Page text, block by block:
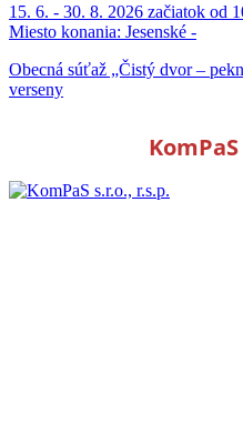
15. 6. - 30. 8. 2026 začiatok od
Miesto konania: Jesenské -
Obecná súťaž „Čistý dvor –
verseny